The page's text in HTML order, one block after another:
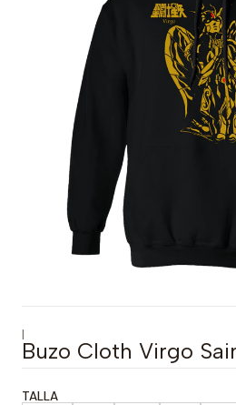
|
Buzo Cloth Virgo
TALLA